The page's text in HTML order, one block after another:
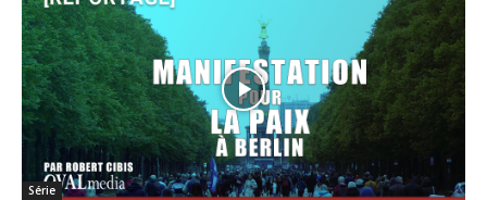
Série